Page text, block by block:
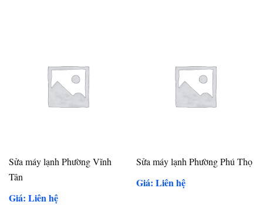
Sửa máy lạnh Phường Vĩnh
Tân
Giá: Liên hệ
Sửa máy lạnh Phường Phú Thọ
Giá: Liên hệ